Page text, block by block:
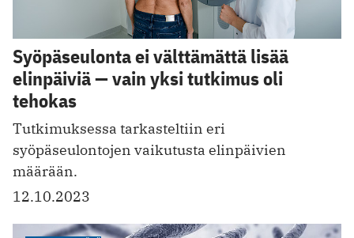
Syöpäseulonta ei välttämättä lisää
elinpäiviä — vain yksi tutkimus oli
tehokas
Tutkimuksessa tarkasteltiin eri
syöpäseulontojen vaikutusta elinpäivien
määrään.
12.10.2023